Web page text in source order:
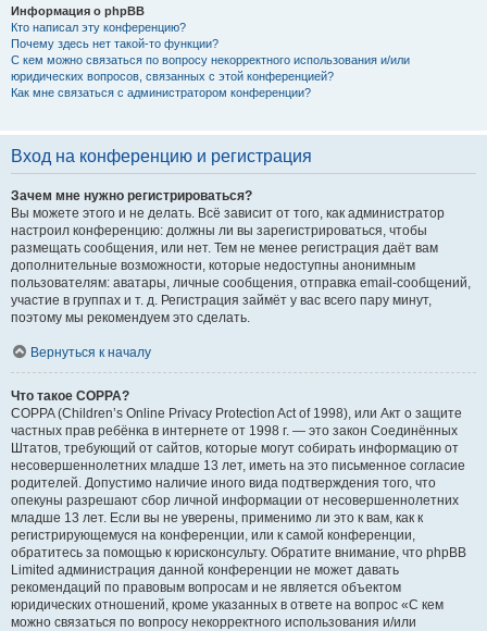
Информация о phpBB
Кто написал эту конференцию?
Почему здесь нет такой-то функции?
С кем можно связаться по вопросу некорректного использования и/или
юридических вопросов, связанных с этой конференцией?
Как мне связаться с администратором конференции?
Вход на конференцию и регистрация
Зачем мне нужно регистрироваться?
Вы можете этого и не делать. Всё зависит от того, как администратор
настроил конференцию: должны ли вы зарегистрироваться, чтобы
размещать сообщения, или нет. Тем не менее регистрация даёт вам
дополнительные возможности, которые недоступны анонимным
пользователям: аватары, личные сообщения, отправка email-сообщений,
участие в группах и т. д. Регистрация займёт у вас всего пару минут,
поэтому мы рекомендуем это сделать.
Вернуться к началу
Что такое COPPA?
COPPA (Children’s Online Privacy Protection Act of 1998), или Акт о защите
частных прав ребёнка в интернете от 1998 г. — это закон Соединённых
Штатов, требующий от сайтов, которые могут собирать информацию от
несовершеннолетних младше 13 лет, иметь на это письменное согласие
родителей. Допустимо наличие иного вида подтверждения того, что
опекуны разрешают сбор личной информации от несовершеннолетних
младше 13 лет. Если вы не уверены, применимо ли это к вам, как к
регистрирующемуся на конференции, или к самой конференции,
обратитесь за помощью к юрисконсульту. Обратите внимание, что phpBB
Limited администрация данной конференции не может давать
рекомендаций по правовым вопросам и не является объектом
юридических отношений, кроме указанных в ответе на вопрос «С кем
можно связаться по вопросу некорректного использования и/или